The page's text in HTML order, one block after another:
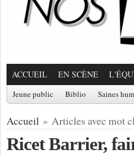
ACCUEIL EN SCÈNE
Jeune public Biblio Saines
Accueil » Articles avec mot
Ricet Barrier,